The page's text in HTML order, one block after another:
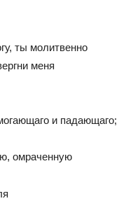
ты молитвенно
меня
и падающаго;
омраченную